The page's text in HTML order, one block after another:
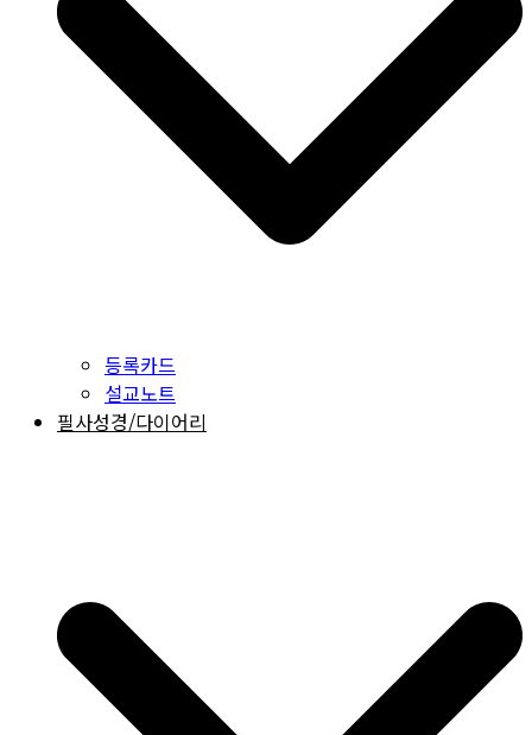
등록카드
설교노트
필사성경/다이어리